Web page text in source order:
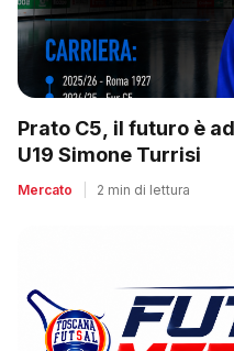
Prato C5, il futuro è
U19 Simone Turrisi
Mercato 2 min di lettura